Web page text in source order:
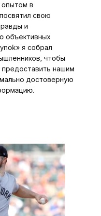
в
свою
и
объективных
я собрал
чтобы
нашим
достоверную